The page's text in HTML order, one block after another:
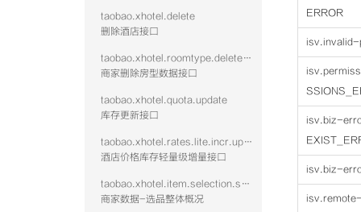
taobao.xhotel.delete
删除酒店接口
taobao.xhotel.roomtype.delete.public
商家删除房型数据接口
taobao.xhotel.quota.update
库存更新接口
taobao.xhotel.rates.lite.incr.update
酒店价格库存轻量级增量接口
taobao.xhotel.item.selection.seller.stat.summary
商家数据-选品整体概况
ERROR
isv.invalid-
isv.biz-
isv.biz-